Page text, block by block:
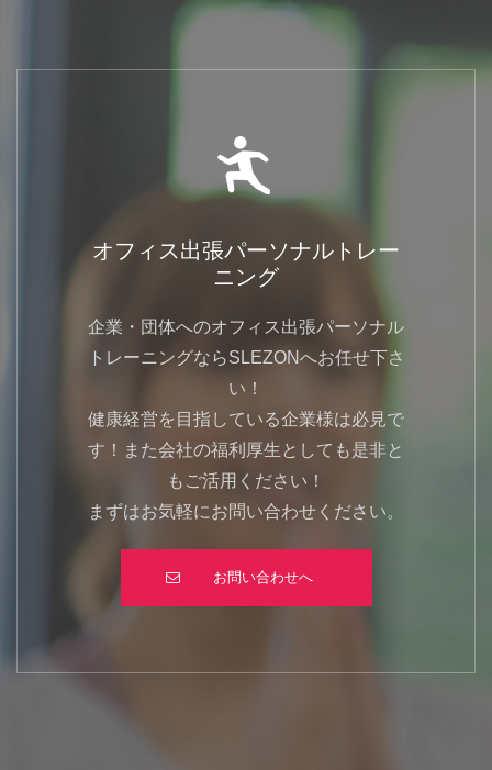
オフィス出張パーソナルトレー
ニング
企業・団体へのオフィス出張パーソナル
トレーニングならSLEZONへお任せ下さ
い！
健康経営を目指している企業様は必見で
す！また会社の福利厚生としても是非と
もご活用ください！
まずはお気軽にお問い合わせください。
お問い合わせへ